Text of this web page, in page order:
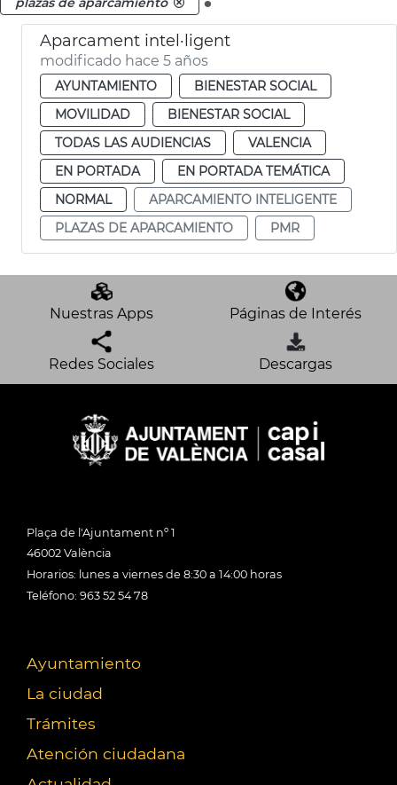
Aparcament intel·ligent
modificado hace 5 años
AYUNTAMIENTO
BIENESTAR SOCIAL
MOVILIDAD
BIENESTAR SOCIAL
TODAS LAS AUDIENCIAS
VALENCIA
EN PORTADA
EN PORTADA TEMÁTICA
NORMAL
APARCAMIENTO INTELIGENTE
PLAZAS DE APARCAMIENTO
PMR
Nuestras Apps Páginas de Interés
Redes Sociales Descargas
Plaça de l'Ajuntament nº 1
46002 València
Horarios: lunes a viernes de 8:30 a 14:00 horas
Teléfono: 963 52 54 78
Ayuntamiento
La ciudad
Trámites
Atención ciudadana